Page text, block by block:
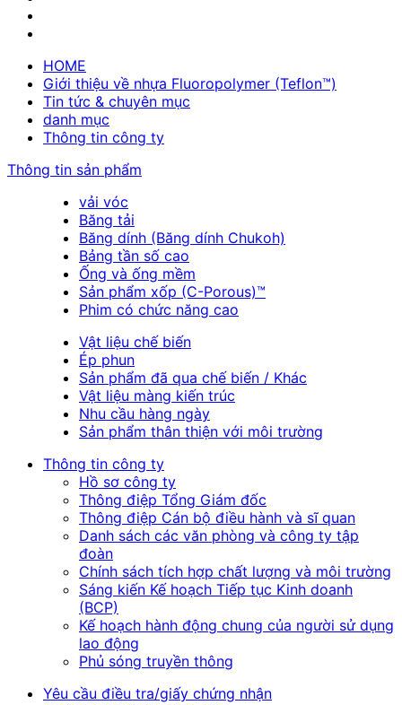
HOME
Giới thiệu về nhựa Fluoropolymer (Teflon™)
Tin tức & chuyên mục
danh mục
Thông tin công ty
Thông tin sản phẩm
vải vóc
Băng tải
Băng dính (Băng dính Chukoh)
Bảng tần số cao
Ống và ống mềm
Sản phẩm xốp (C-Porous)™
Phim có chức năng cao
Vật liệu chế biến
Ép phun
Sản phẩm đã qua chế biến / Khác
Vật liệu màng kiến trúc
Nhu cầu hàng ngày
Sản phẩm thân thiện với môi trường
Thông tin công ty
Hồ sơ công ty
Thông điệp Tổng Giám đốc
Thông điệp Cán bộ điều hành và sĩ quan
Danh sách các văn phòng và công ty tập
đoàn
Chính sách tích hợp chất lượng và môi trường
Sáng kiến Kế hoạch Tiếp tục Kinh doanh
(BCP)
Kế hoạch hành động chung của người sử dụng
lao động
Phủ sóng truyền thông
Yêu cầu điều tra/giấy chứng nhận